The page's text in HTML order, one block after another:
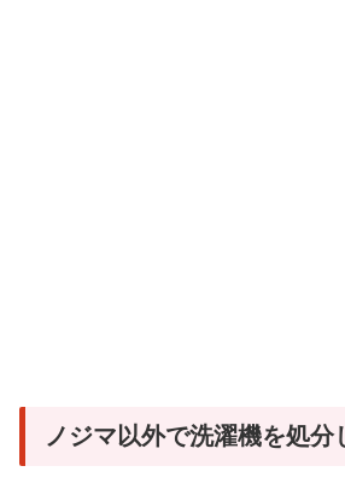
ノジマ以外で洗濯機を処分